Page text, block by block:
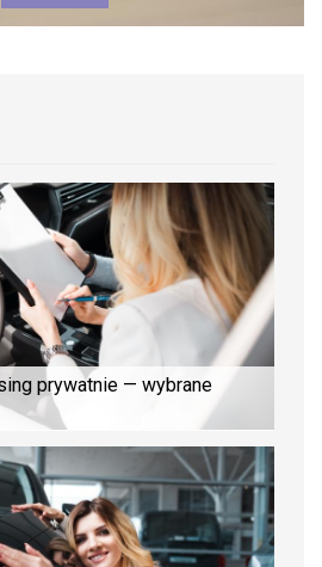
prywatnie — wybrane